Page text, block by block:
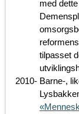
med
tilpasset
2010- Barne-,